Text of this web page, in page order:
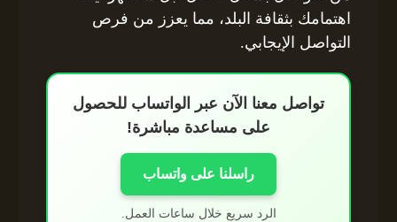
اهتمامك بثقافة البلد، مما يعزز من فرص
التواصل الإيجابي.
تواصل معنا الآن عبر الواتساب للحصول
على مساعدة مباشرة!
راسلنا على واتساب
الرد سريع خلال ساعات العمل.